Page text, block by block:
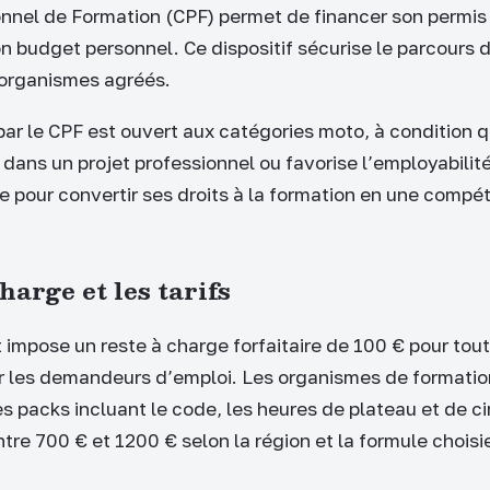
de Formation (CPF) permet de financer son
budget personnel. Ce dispositif sécurise le parcours
agréés.
le CPF est ouvert aux catégories moto, à condition
un projet professionnel ou favorise
pour convertir ses droits à la formation en une
et les tarifs
un reste à charge forfaitaire de 100 € pour
les demandeurs d’emploi. Les organismes de
packs incluant le code, les heures de plateau et de
700 € et 1200 € selon la région et la formule